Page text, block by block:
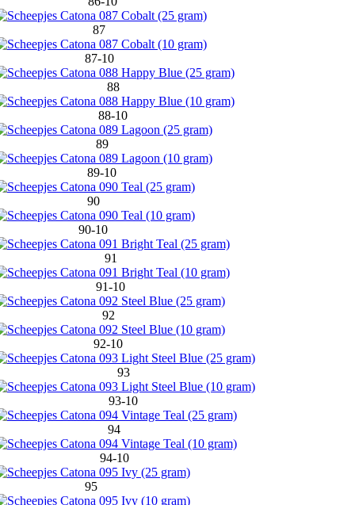
87
87-10
88
88-10
89
89-10
90
90-10
91
91-10
92
92-10
93
93-10
94
94-10
95